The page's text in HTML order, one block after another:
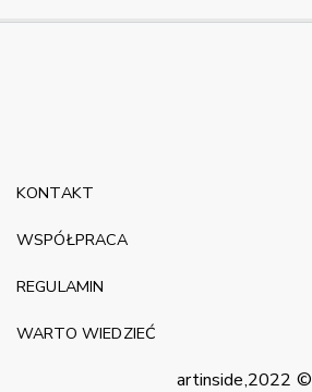
artinside,2022 ©
KONTAKT
WSPÓŁPRACA
REGULAMIN
WARTO WIEDZIEĆ